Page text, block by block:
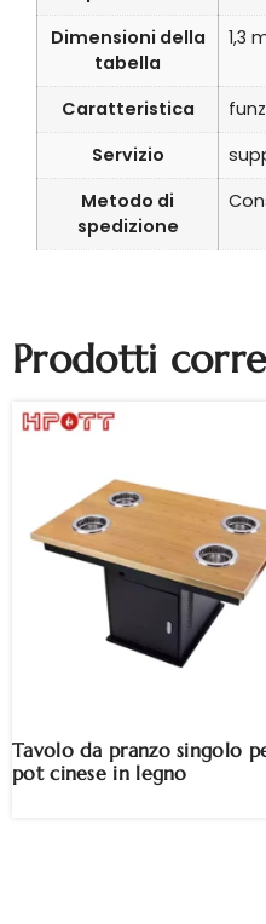
Dimensioni della
tabella
1,3
Caratteristica
Servizio
Metodo di
spedizione
Prodotti
Tavolo da pranzo singolo
pot cinese in legno